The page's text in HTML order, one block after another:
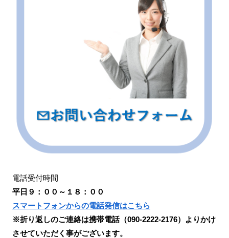
電話受付時間
平日９：００～１８：００
スマートフォンからの電話発信はこちら
※折り返しのご連絡は携帯電話（090-2222-2176）よりかけ
させていただく事がございます。